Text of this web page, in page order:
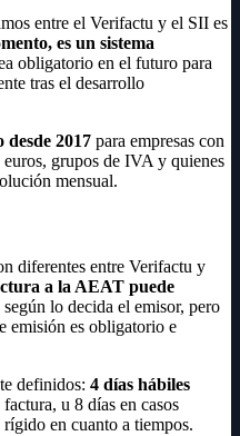
entre el Verifactu y el SII es
es un sistema
obligatorio en el futuro para
tras el desarrollo
2017 para empresas con
grupos de IVA y quienes
mensual.
diferentes entre Verifactu y
a la AEAT puede
según lo decida el emisor, pero
emisión es obligatorio e
definidos: 4 días hábiles
factura, u 8 días en casos
en cuanto a tiempos.